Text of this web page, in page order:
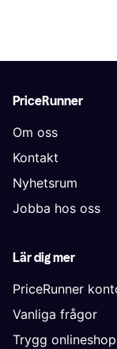
PriceRunner
Om oss
Kontakt
Nyhetsrum
Jobba hos oss
Lär dig mer
PriceRunner
Vanliga frågor
Trygg